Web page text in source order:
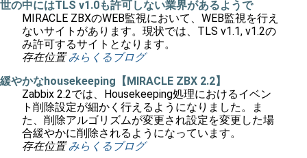
世の中にはTLS v1.0も許可しない業界があるようで
MIRACLE ZBXのWEB監視において、WEB監視を行え
ないサイトがあります。現状では、TLS v1.1, v1.2の
み許可するサイトとなります。
存在位置 みらくるブログ
緩やかなhousekeeping【MIRACLE ZBX 2.2】
Zabbix 2.2では、Housekeeping処理におけるイベン
ト削除設定が細かく行えるようになりました。ま
た、削除アルゴリズムが変更され設定を変更した場
合緩やかに削除されるようになっています。
存在位置 みらくるブログ